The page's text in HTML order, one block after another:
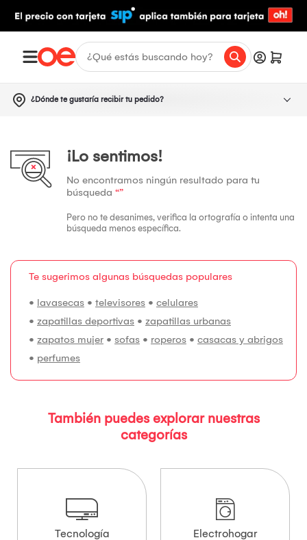
¿Dónde te gustaría recibir tu pedido?
¡Lo sentimos!
No encontramos ningún resultado para tu
búsqueda “”
Pero no te desanimes, verifica la ortografía o intenta una
búsqueda menos específica.
Te sugerimos algunas búsquedas populares
• lavasecas • televisores • celulares
• zapatillas deportivas • zapatillas urbanas
• zapatos mujer • sofas • roperos • casacas y abrigos
• perfumes
También puedes explorar nuestras
categorías
Tecnología Electrohogar